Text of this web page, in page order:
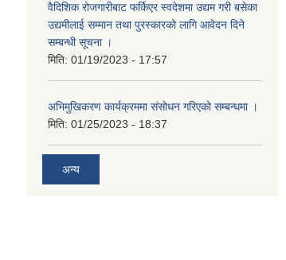
वैदिशिक रोजगारीबाट फर्किएर स्वदेशमा उद्यम गरी बसेका
उद्यमीलाई सम्मान तथा पुरस्कारको लागि आवेदन दिने
सम्बन्धी सूचना ।
मिति: 01/19/2023 - 17:57
अभिमुखिकरण कार्यक्रममा संसोधन गरिएको सम्बन्धमा ।
मिति: 01/25/2023 - 18:37
अन्य